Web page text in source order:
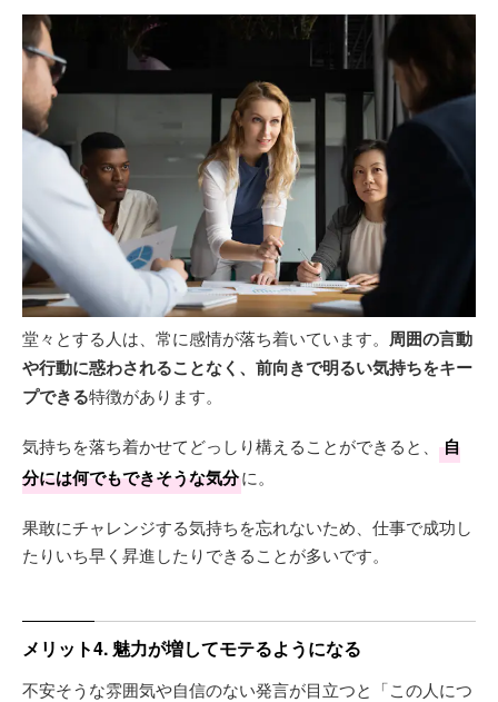
堂々とする人は、常に感情が落ち着いています。 周囲の言動
や行動に惑わされることなく、前向きで明るい気持ちをキー
プできる特徴があります。
気持ちを落ち着かせてどっしり構えることができると、
自
分には何でもできそうな気分に。
果敢にチャレンジする気持ちを忘れないため、仕事で成功し
たりいち早く昇進したりできることが多いです。
メリット4. 魅力が増してモテるようになる
不安そうな雰囲気や自信のない発言が目立つと「この人につ